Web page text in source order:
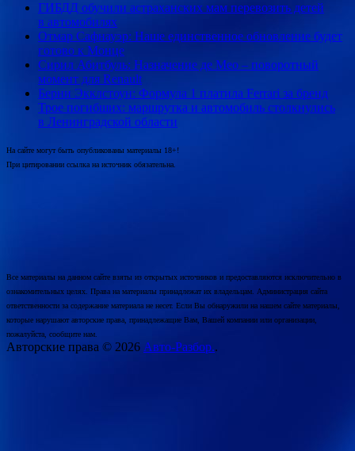
ГИБДД обучили астраханских мам перевозить детей
в автомобилях
Отмар Сафнауэр: Наше единственное обновление будет
готово к Монце
Сирил Абитбуль: Назначение де Мео – поворотный
момент для Renault
Берни Экклстоун: Формула 1 платила Ferrari за бренд
Трое погибших: маршрутка и автомобиль столкнулись
в Ленинградской области
На сайте могут быть опубликованы материалы 18+!
При цитировании ссылка на источник обязательна.
Все материалы на данном сайте взяты из открытых источников и предоставляются исключительно в
ознакомительных целях. Права на материалы принадлежат их владельцам. Администрация сайта
ответственности за содержание материала не несет. Если Вы обнаружили на нашем сайте материалы,
которые нарушают авторские права, принадлежащие Вам, Вашей компании или организации,
пожалуйста, сообщите нам.
Авторские права © 2026 Авто-Разбор..